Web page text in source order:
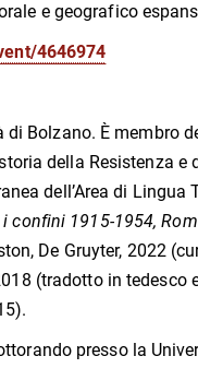
e geografico
4646974
Bolzano. È membro
della Resistenza e
dell’Area di Lingua
confini 1915-1954,
De Gruyter, 2022
(tradotto in tedesco
presso la